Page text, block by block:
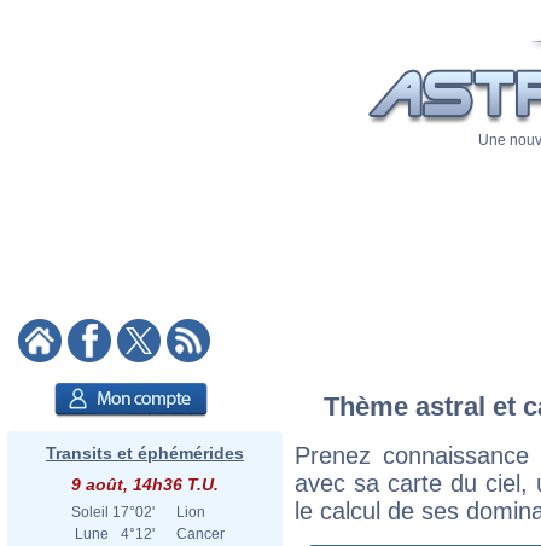
Une
Transits et éphémérides
9 août, 14h36 T.U.
Soleil 17°02'
Lion
Lune
4°12'
Cancer
Thème astral et
Prenez
avec sa carte du ciel,
le calcul de ses